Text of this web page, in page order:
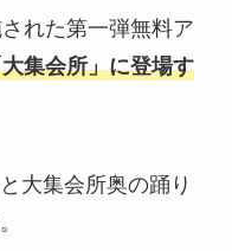
れた第一弾無料ア
集会所」に登場す
大集会所奥の踊り